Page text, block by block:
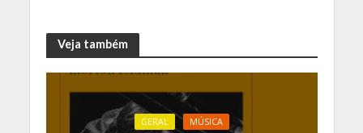
Veja também
GERAL MÚSICA